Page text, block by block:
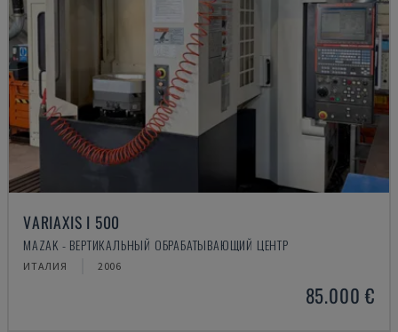
VARIAXIS I 500
MAZAK - ВЕРТИКАЛЬНЫЙ ОБРАБАТЫВАЮЩИЙ ЦЕНТР
ИТАЛИЯ 2006
85.000 €